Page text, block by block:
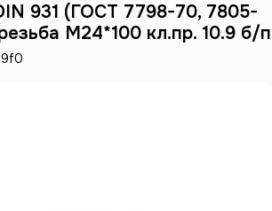
931 (ГОСТ 7798-70, 7805-
М24*100 кл.пр. 10.9 б/п